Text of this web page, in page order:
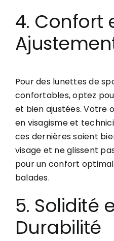
4. Confort
Pour des lunettes de
confortables, optez
et bien ajustées. Votre
en visagisme et
ces dernières soient
visage et ne glissent
pour un confort
balades.
5. Solidité
Durabilité